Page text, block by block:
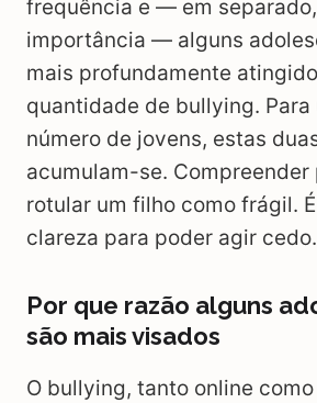
frequência e — em
importância — alguns
mais profundamente
quantidade de bullying.
número de jovens, estas
acumulam-se. Compreender
rotular um filho como frágil.
clareza para poder agir cedo.
Por que razão alguns
são mais visados
O bullying, tanto online